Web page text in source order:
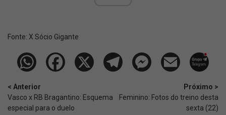
Fonte: X Sócio Gigante
< Anterior
Vasco x RB Bragantino: Esquema
especial para o duelo
Próximo >
Feminino: Fotos do treino desta
sexta (22)